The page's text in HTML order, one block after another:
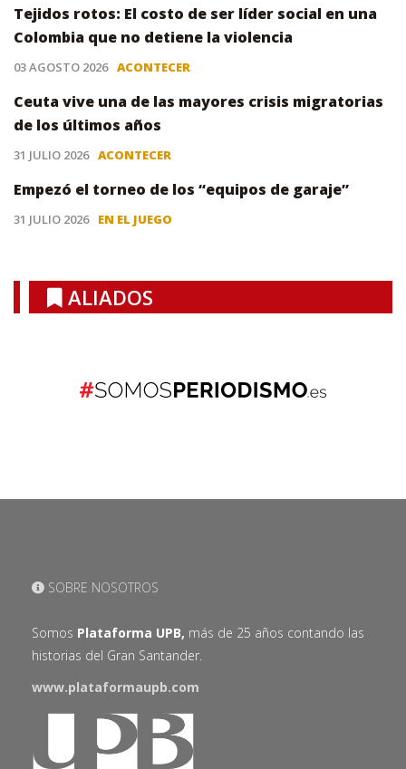
Tejidos rotos: El costo de ser líder social en una
Colombia que no detiene la violencia
03 AGOSTO 2026 ACONTECER
Ceuta vive una de las mayores crisis migratorias
de los últimos años
31 JULIO 2026 ACONTECER
Empezó el torneo de los “equipos de garaje”
31 JULIO 2026 EN EL JUEGO
ALIADOS
SOBRE NOSOTROS
Somos Plataforma UPB, más de 25 años contando las
historias del Gran Santander.
www.plataformaupb.com